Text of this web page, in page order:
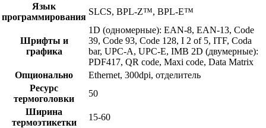
Язык
программирования
SLCS, BPL-Z™, BPL-E™
Шрифты и
графика
1D (одномерные): EAN-8, EAN-13, Code
39, Code 93, Code 128, I 2 of 5, ITF, Coda
bar, UPC-A, UPC-E, IMB 2D (двумерные):
PDF417, QR code, Maxi code, Data Matrix
Опционально
Ethernet, 300dpi, отделитель
Ресурс
термоголовки
50
Ширина
термоэтикетки
15-60